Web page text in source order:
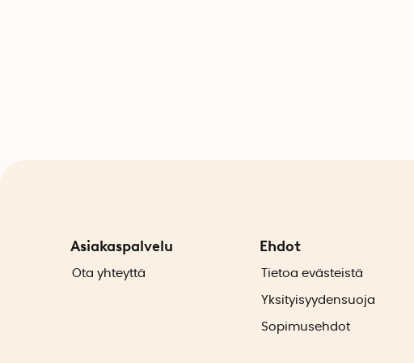
Asiakaspalvelu
Ota yhteyttä
Ehdot
Tietoa evästeistä
Yksityisyydensuoja
Sopimusehdot